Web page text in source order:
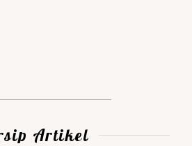
Artikel